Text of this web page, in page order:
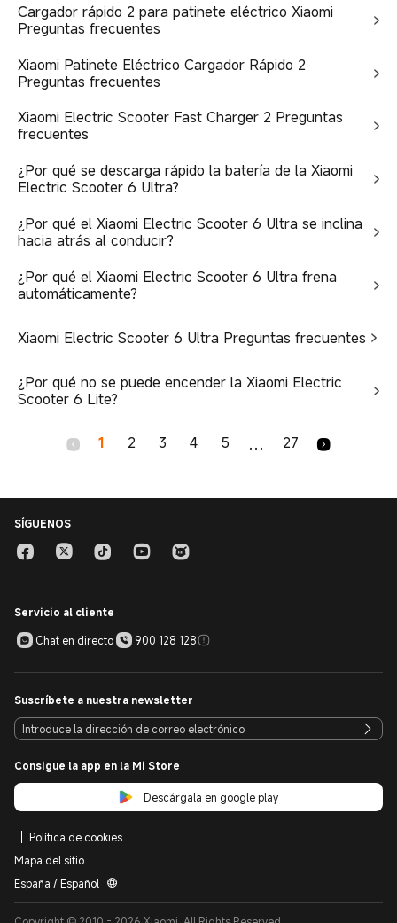
Cargador rápido 2 para patinete eléctrico Xiaomi
Preguntas frecuentes
Xiaomi Patinete Eléctrico Cargador Rápido 2
Preguntas frecuentes
Xiaomi Electric Scooter Fast Charger 2 Preguntas
frecuentes
¿Por qué se descarga rápido la batería de la Xiaomi
Electric Scooter 6 Ultra?
¿Por qué el Xiaomi Electric Scooter 6 Ultra se inclina
hacia atrás al conducir?
¿Por qué el Xiaomi Electric Scooter 6 Ultra frena
automáticamente?
Xiaomi Electric Scooter 6 Ultra Preguntas frecuentes
¿Por qué no se puede encender la Xiaomi Electric
Scooter 6 Lite?
1 2 3 4 5 ... 27
SÍGUENOS
Servicio al cliente
Chat en directo
900 128 128
Suscríbete a nuestra newsletter
Consigue la app en la Mi Store
Descárgala en google play
Política de cookies
Mapa del sitio
España / Español